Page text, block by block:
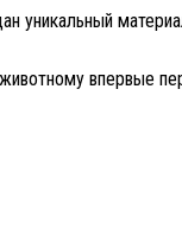
уникальный
животному впервые